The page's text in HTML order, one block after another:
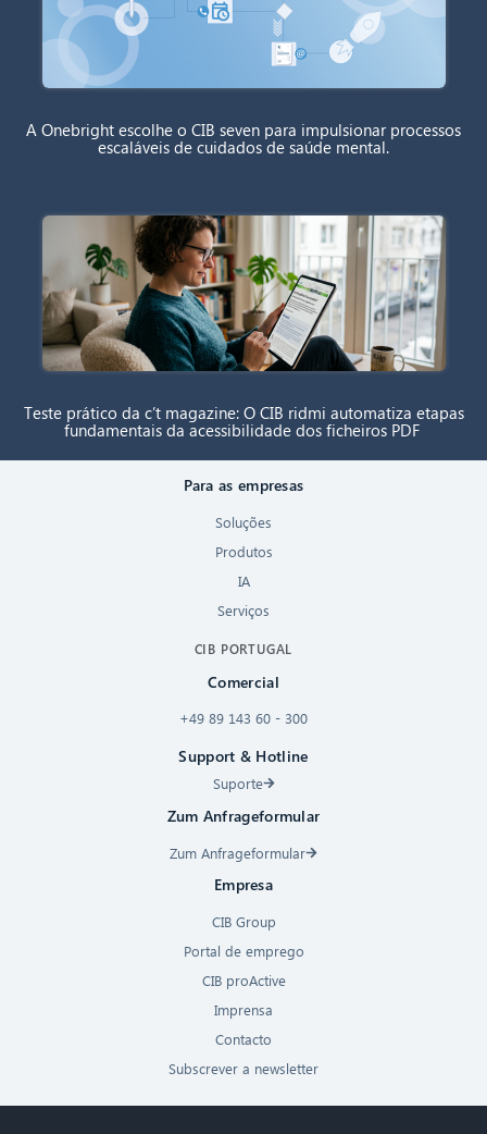
A Onebright escolhe o CIB seven para impulsionar processos
escaláveis de cuidados de saúde mental.
Teste prático da c’t magazine: O CIB ridmi automatiza etapas
fundamentais da acessibilidade dos ficheiros PDF
Para as empresas
Soluções
Produtos
IA
Serviços
CIB PORTUGAL
Comercial
+49 89 143 60 - 300
Support & Hotline
Suporte
Zum Anfrageformular
Zum Anfrageformular
Empresa
CIB Group
Portal de emprego
CIB proActive
Imprensa
Contacto
Subscrever a newsletter